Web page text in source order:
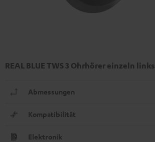
REAL BLUE TWS 3 Ohrhörer einzeln links
Abmessungen
Kompatibilität
Elektronik